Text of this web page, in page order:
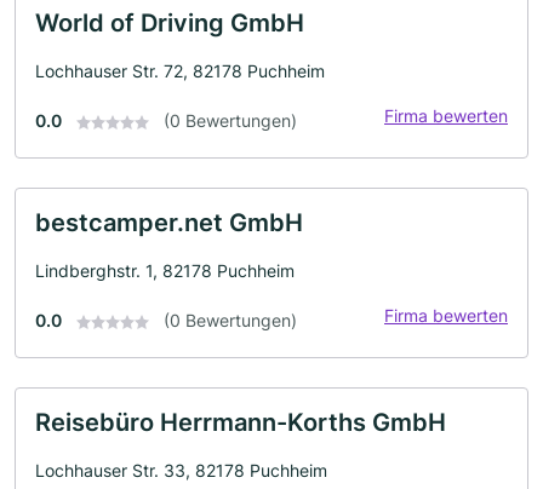
World of Driving GmbH
Lochhauser Str. 72, 82178 Puchheim
0.0 (0 Bewertungen) Firma bewerten
bestcamper.net GmbH
Lindberghstr. 1, 82178 Puchheim
0.0 (0 Bewertungen) Firma bewerten
Reisebüro Herrmann-Korths GmbH
Lochhauser Str. 33, 82178 Puchheim